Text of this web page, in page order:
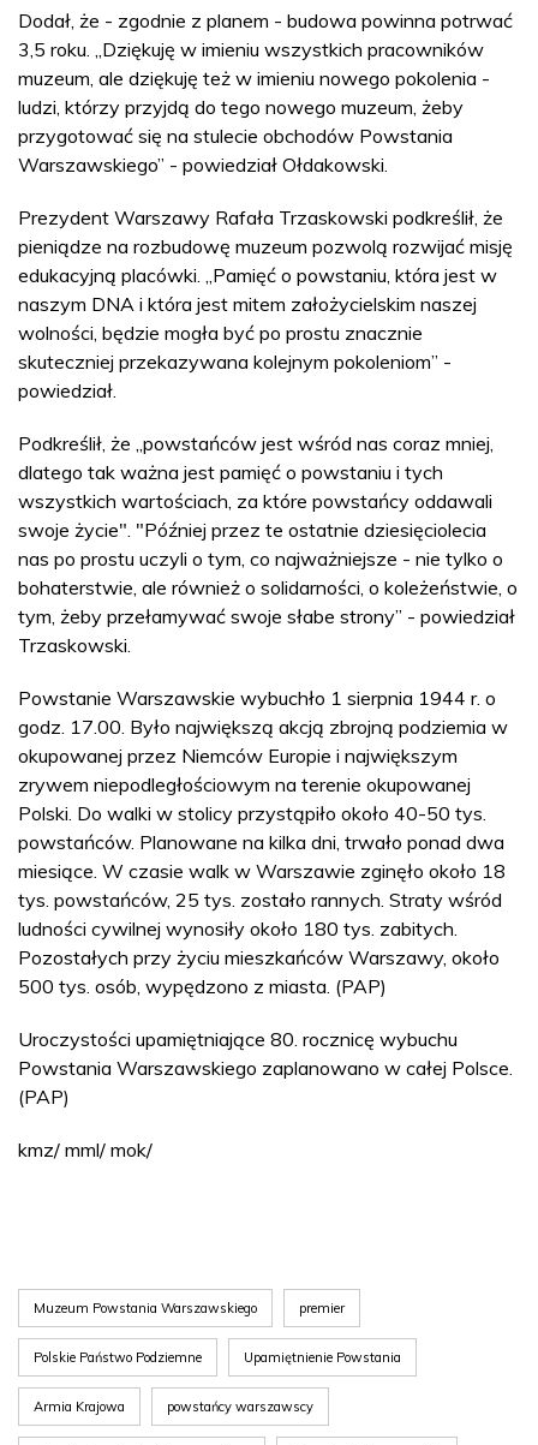
Dodał, że - zgodnie z planem - budowa powinna potrwać
3,5 roku. „Dziękuję w imieniu wszystkich pracowników
muzeum, ale dziękuję też w imieniu nowego pokolenia -
ludzi, którzy przyjdą do tego nowego muzeum, żeby
przygotować się na stulecie obchodów Powstania
Warszawskiego” - powiedział Ołdakowski.
Prezydent Warszawy Rafała Trzaskowski podkreślił, że
pieniądze na rozbudowę muzeum pozwolą rozwijać misję
edukacyjną placówki. „Pamięć o powstaniu, która jest w
naszym DNA i która jest mitem założycielskim naszej
wolności, będzie mogła być po prostu znacznie
skuteczniej przekazywana kolejnym pokoleniom” -
powiedział.
Podkreślił, że „powstańców jest wśród nas coraz mniej,
dlatego tak ważna jest pamięć o powstaniu i tych
wszystkich wartościach, za które powstańcy oddawali
swoje życie". "Później przez te ostatnie dziesięciolecia
nas po prostu uczyli o tym, co najważniejsze - nie tylko o
bohaterstwie, ale również o solidarności, o koleżeństwie, o
tym, żeby przełamywać swoje słabe strony” - powiedział
Trzaskowski.
Powstanie Warszawskie wybuchło 1 sierpnia 1944 r. o
godz. 17.00. Było największą akcją zbrojną podziemia w
okupowanej przez Niemców Europie i największym
zrywem niepodległościowym na terenie okupowanej
Polski. Do walki w stolicy przystąpiło około 40-50 tys.
powstańców. Planowane na kilka dni, trwało ponad dwa
miesiące. W czasie walk w Warszawie zginęło około 18
tys. powstańców, 25 tys. zostało rannych. Straty wśród
ludności cywilnej wynosiły około 180 tys. zabitych.
Pozostałych przy życiu mieszkańców Warszawy, około
500 tys. osób, wypędzono z miasta. (PAP)
Uroczystości upamiętniające 80. rocznicę wybuchu
Powstania Warszawskiego zaplanowano w całej Polsce.
(PAP)
kmz/ mml/ mok/
Muzeum Powstania Warszawskiego premier
Polskie Państwo Podziemne Upamiętnienie Powstania
Armia Krajowa powstańcy warszawscy